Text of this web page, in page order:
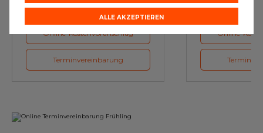
Online-Kostenvoranschlag
Terminvereinbarung
Online-
ALLE AKZEPTIEREN